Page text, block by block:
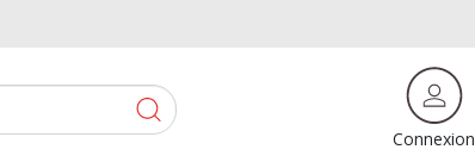
Connexion